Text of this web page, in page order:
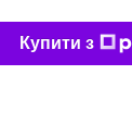
Купити з